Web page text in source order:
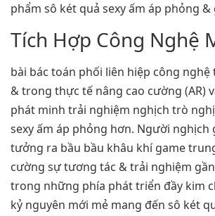
phẩm sô két quả sexy ấm áp phỏng
Tích Hợp Công Nghệ
bài bác toán phối liên hiệp công nghệ
& trong thực tế nâng cao cường (AR)
phát minh trải nghiệm nghịch trò
sexy ấm áp phỏng hơn. Người
tưởng ra bầu bầu khâu khí game
cường sự tương tác & trải nghiệm
trong những phía phát triển đầy kim
kỷ nguyên mới mẻ mang đến sô két